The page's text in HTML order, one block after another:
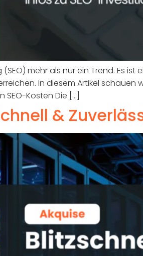
mehr als nur ein Trend. Es
In diesem Artikel schauen
Kosten Die […]
&